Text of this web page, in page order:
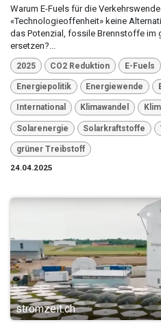
Warum E-Fuels für die
«Technologieoffenheit» keine
das Potenzial, fossile Brennstoffe im
ersetzen?...
2025 CO2 Reduktion E-Fuels
Energiepolitik Energiewende
International Klimawandel
Solarenergie Solarkraftstoffe
grüner Treibstoff
24.04.2025
stromzeit.ch